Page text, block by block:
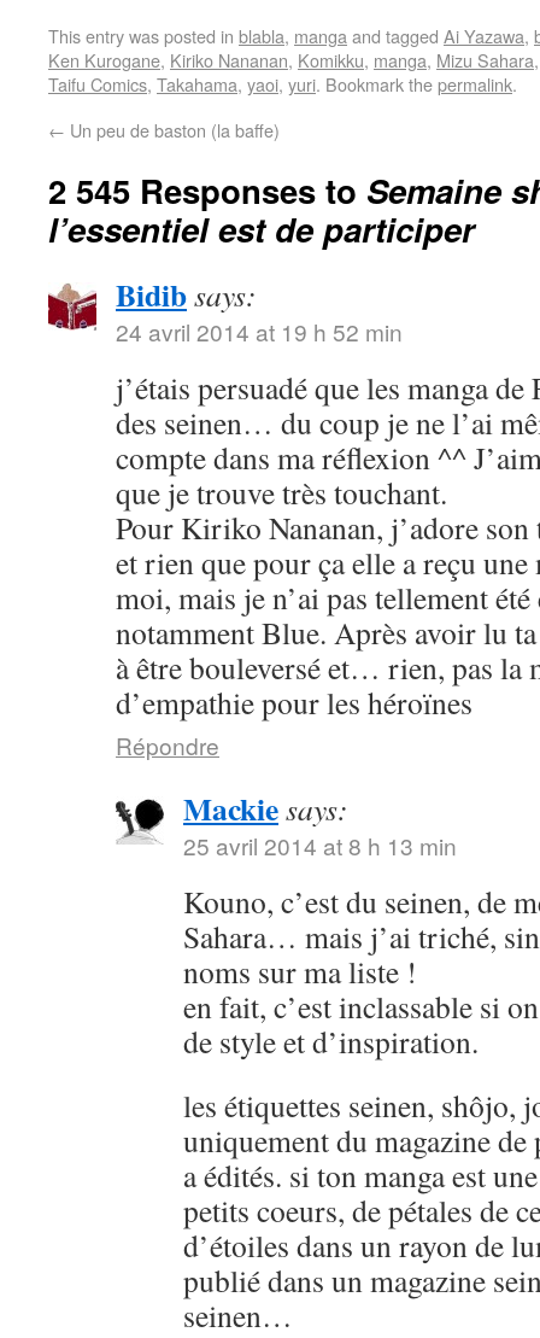
This entry was posted in blabla, mangaand tagged Ai Yazawa,
Ken Kurogane, Kiriko Nananan, Komikku, manga, Mizu Sahara
Taifu Comics, Takahama, yaoi, yuri. Bookmark thepermalink.
← Un peu de baston (la baffe)
2 545 Responses to Semaine
l’essentiel est de participer
Bidibsays:
24 avril 2014 at 19 h 52 min
j’étais persuadé que les manga
des seinen… du coup je ne l’ai
compte dans ma réflexion ^^
que je trouve très touchant.
Pour Kiriko Nananan, j’adore
et rien que pour ça elle a reçu
moi, mais je n’ai pas tellement
notamment Blue. Après avoir lu
à être bouleversé et… rien, pas la
d’empathie pour les héroïnes
Répondre
Mackiesays:
25 avril 2014 at 8 h 13 min
Kouno, c’est du seinen, de
Sahara… mais j’ai triché,
noms sur ma liste !
en fait, c’est inclassable si
de style et d’inspiration.
les étiquettes seinen, shôjo,
uniquement du magazine
a édités. si ton manga est
petits coeurs, de pétales de
d’étoiles dans un rayon de
publié dans un magazine
seinen…